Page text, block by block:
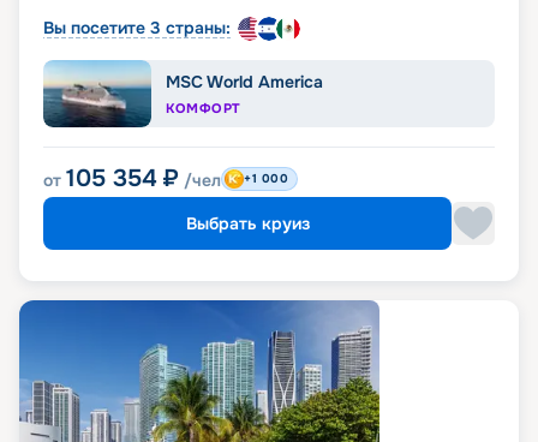
Вы посетите 3 страны:
MSC World America
КОМФОРТ
от 105 354 ₽ /чел +1 000
Выбрать круиз